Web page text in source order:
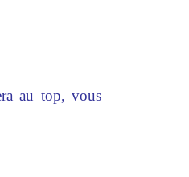
au top, vous